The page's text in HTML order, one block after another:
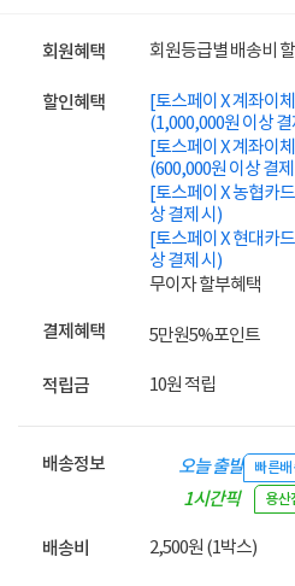
회원혜택 회원등급별 배송비
할인혜택
[토스페이 X 계좌이
(1,000,000원 이상 결
[토스페이 X 계좌이
(600,000원 이상 결
[토스페이 X 농협카
상 결제 시)
[토스페이 X 현대카
상 결제 시)
무이자 할부혜택
결제혜택 5만원5%포인트
적립금 10원 적립
배송정보 오늘 출발 빠른
1시간픽
용산
배송비 2,500원 (1박스)